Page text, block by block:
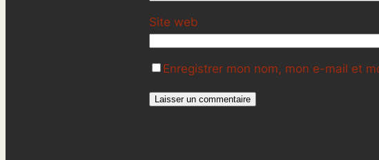
Site web
Enregistrer mon nom, mon e-mail et